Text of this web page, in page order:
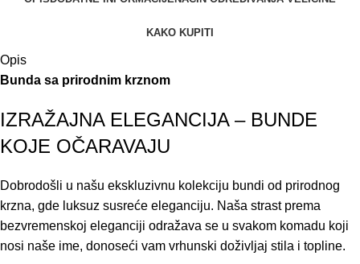
KAKO KUPITI
Opis
Bunda sa prirodnim krznom
IZRAŽAJNA ELEGANCIJA – BUNDE
KOJE OČARAVAJU
Dobrodošli u našu ekskluzivnu kolekciju bundi od prirodnog
krzna, gde luksuz susreće eleganciju. Naša strast prema
bezvremenskoj eleganciji odražava se u svakom komadu koji
nosi naše ime, donoseći vam vrhunski doživljaj stila i topline.